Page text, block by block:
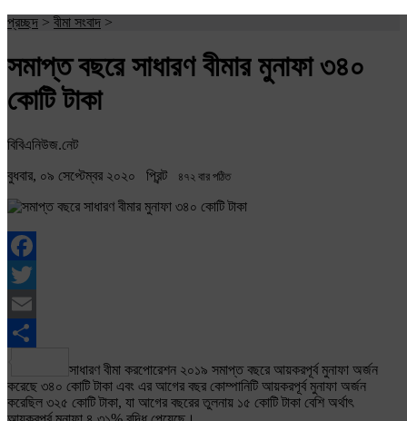
প্রচ্ছদ > বীমা সংবাদ >
সমাপ্ত বছরে সাধারণ বীমার মুনাফা ৩৪০
কোটি টাকা
বিবিএনিউজ.নেট
বুধবার, ০৯ সেপ্টেম্বর ২০২০ প্রিন্ট ৪৭২ বার পঠিত
Facebook
Twitter
Email
সাধারণ বীমা করপোরেশন ২০১৯ সমাপ্ত বছরে আয়করপূর্ব মুনাফা অর্জন
করেছে ৩৪০ কোটি টাকা এবং এর আগের বছর কোম্পানিটি আয়করপূর্ব মুনাফা অর্জন
করেছিল ৩২৫ কোটি টাকা, যা আগের বছরের তুলনায় ১৫ কোটি টাকা বেশি অর্থাৎ